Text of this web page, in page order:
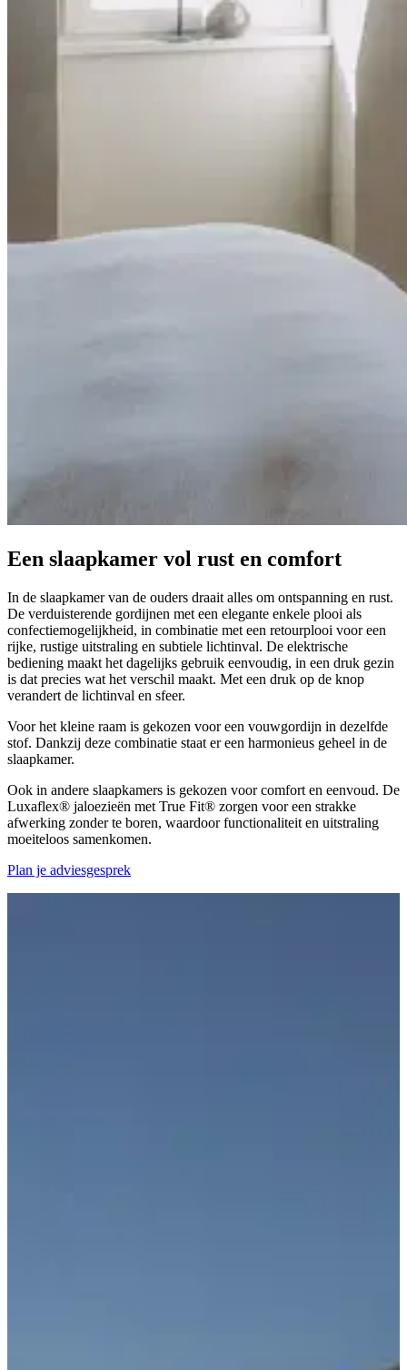
Een slaapkamer vol rust en comfort
In de slaapkamer van de ouders draait alles om ontspanning en rust.
De verduisterende gordijnen met een elegante enkele plooi als
confectiemogelijkheid, in combinatie met een retourplooi voor een
rijke, rustige uitstraling en subtiele lichtinval. De elektrische
bediening maakt het dagelijks gebruik eenvoudig, in een druk gezin
is dat precies wat het verschil maakt. Met een druk op de knop
verandert de lichtinval en sfeer.
Voor het kleine raam is gekozen voor een vouwgordijn in dezelfde
stof. Dankzij deze combinatie staat er een harmonieus geheel in de
slaapkamer.
Ook in andere slaapkamers is gekozen voor comfort en eenvoud. De
Luxaflex® jaloezieën met True Fit® zorgen voor een strakke
afwerking zonder te boren, waardoor functionaliteit en uitstraling
moeiteloos samenkomen.
Plan je adviesgesprek